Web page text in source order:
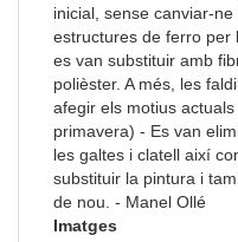
inicial, sense canviar-
estructures de ferro per
es van substituir amb
polièster. A més, les
afegir els motius
primavera) - Es van
les galtes i clatell així
substituir la pintura i
de nou. - Manel Ollé
Imatges